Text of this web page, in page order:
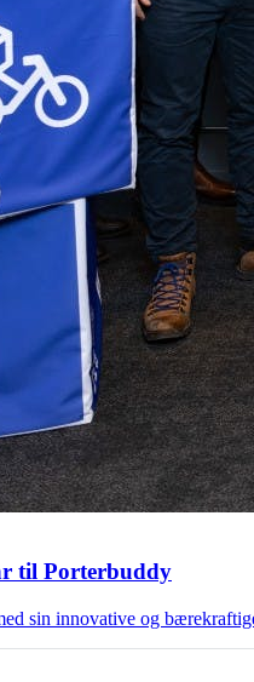
til Porterbuddy
sin innovative og